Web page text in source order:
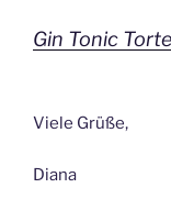
Gin Tonic Torte
Viele Grüße,
Diana